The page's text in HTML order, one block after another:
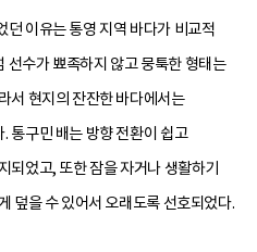
던 이유는 통영 지역 바다가 비교적
선수가 뾰족하지 않고 뭉툭한 형태는
서 현지의 잔잔한 바다에서는
통구민 배는 방향 전환이 쉽고
되었고, 또한 잠을 자거나 생활하기
덮을 수 있어서 오래도록 선호되었다.